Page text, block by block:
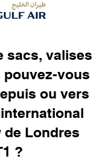
sacs, valises
pouvez-vous
ou vers
de Londres
?